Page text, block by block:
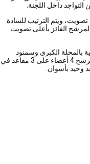
التواجد داخل اللجنة.
ويتم الترتيب للسادة
الفائز بأعلى تصويت
للهيئة العليا للحزب، في 4 لجان انتخابية بالمحلة الكبرى وسمنود
والإسكندرية وأسوان، وذلك على مستوى ثلاث محافظات، حيث ترشح 4 أعضاء على 3 مقاعد في